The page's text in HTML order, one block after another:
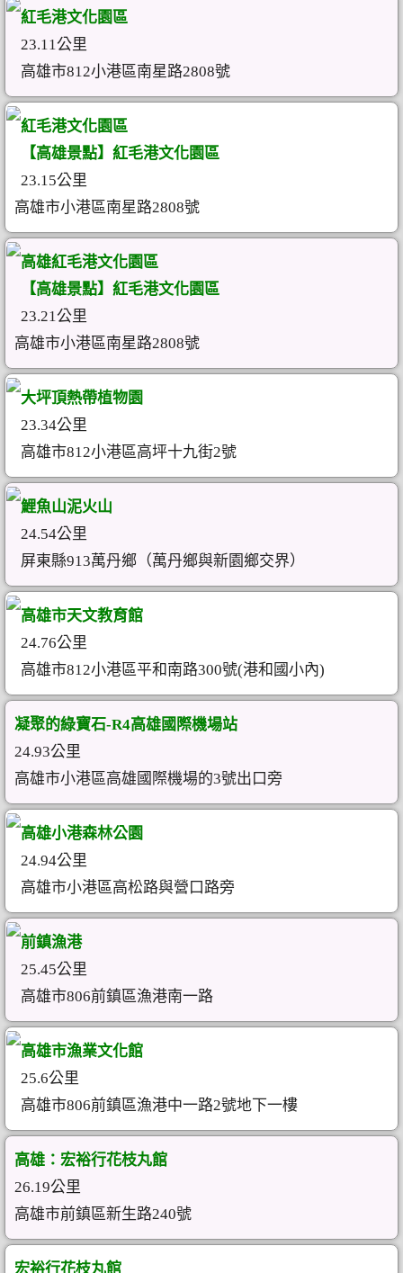
紅毛港文化園區
23.11公里
高雄市812小港區南星路2808號
紅毛港文化園區
【高雄景點】紅毛港文化園區
23.15公里
高雄市小港區南星路2808號
高雄紅毛港文化園區
【高雄景點】紅毛港文化園區
23.21公里
高雄市小港區南星路2808號
大坪頂熱帶植物園
23.34公里
高雄市812小港區高坪十九街2號
鯉魚山泥火山
24.54公里
屏東縣913萬丹鄉（萬丹鄉與新園鄉交界）
高雄市天文教育館
24.76公里
高雄市812小港區平和南路300號(港和國小內)
凝聚的綠寶石-R4高雄國際機場站
24.93公里
高雄市小港區高雄國際機場的3號出口旁
高雄小港森林公園
24.94公里
高雄市小港區高松路與營口路旁
前鎮漁港
25.45公里
高雄市806前鎮區漁港南一路
高雄市漁業文化館
25.6公里
高雄市806前鎮區漁港中一路2號地下一樓
高雄：宏裕行花枝丸館
26.19公里
高雄市前鎮區新生路240號
宏裕行花枝丸館